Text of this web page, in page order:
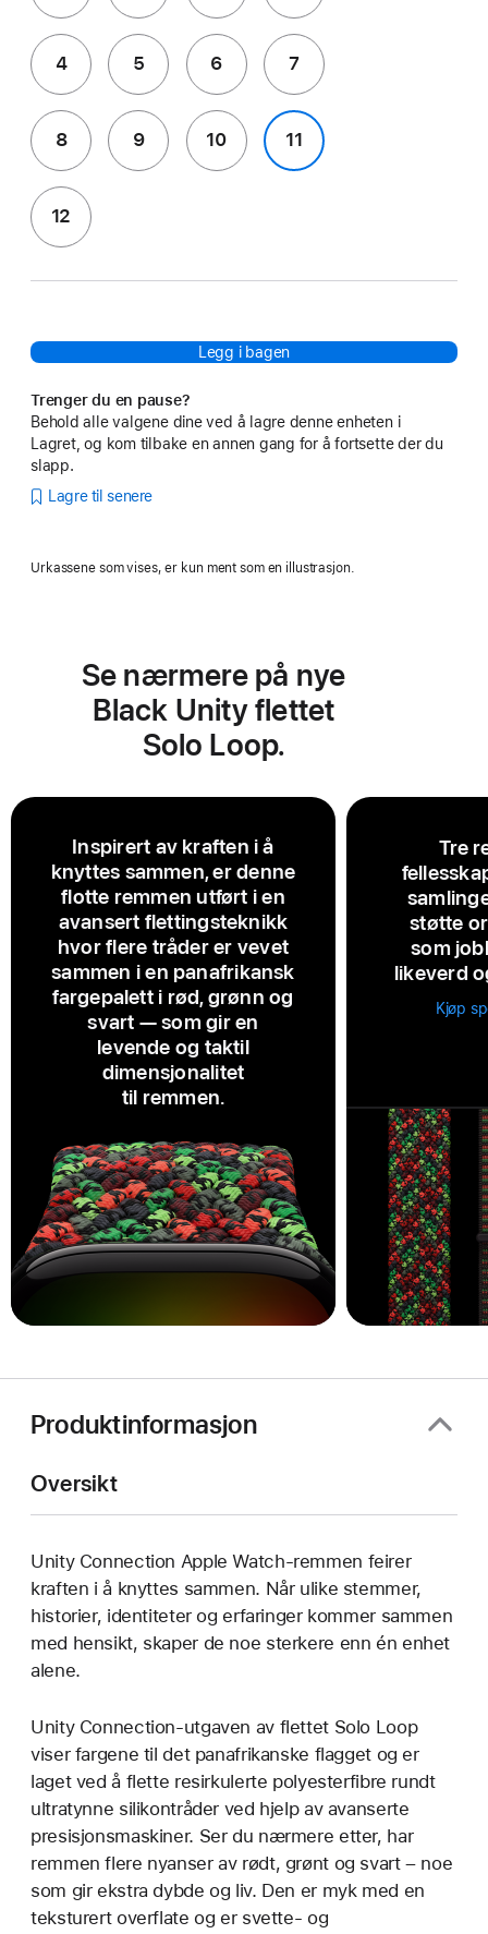
4 5 6 7
8 9 10 11
12
Legg i bagen
Trenger du en pause?
Behold alle valgene dine ved å lagre denne enheten i
Lagret, og kom tilbake en annen gang for å fortsette der du
slapp.
Lagre til senere
Urkassene som vises, er kun ment som en illustrasjon.
Se nærmere på nye
Black Unity flettet
Solo Loop.
Inspirert av kraften i å
knyttes sammen, er denne
flotte remmen utført i en
avansert flettingsteknikk
hvor flere tråder er vevet
sammen i en panafrikansk
fargepalett i rød, grønn og
svart — som gir en
levende og taktil
dimensjonalitet
til remmen.
Tre
støtte
som
likeverd
Kjøp
Produktinformasjon
Oversikt
Unity Connection Apple Watch-remmen feirer
kraften i å knyttes sammen. Når ulike stemmer,
historier, identiteter og erfaringer kommer sammen
med hensikt, skaper de noe sterkere enn én enhet
alene.
Unity Connection-utgaven av flettet Solo Loop
viser fargene til det panafrikanske flagget og er
laget ved å flette resirkulerte polyesterfibre rundt
ultratynne silikontråder ved hjelp av avanserte
presisjonsmaskiner. Ser du nærmere etter, har
remmen flere nyanser av rødt, grønt og svart – noe
som gir ekstra dybde og liv. Den er myk med en
teksturert overflate og er svette- og